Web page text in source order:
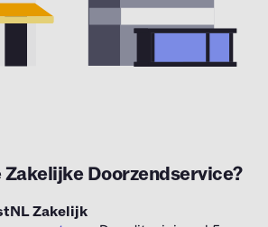
Doorzendservice?
Zakelijk